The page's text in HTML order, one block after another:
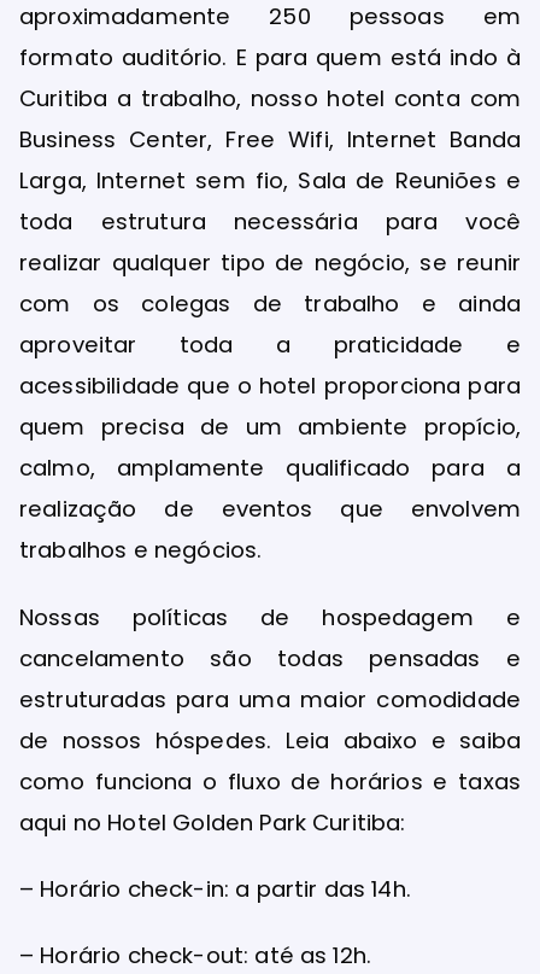
aproximadamente 250 pessoas em
formato auditório. E para quem está indo à
Curitiba a trabalho, nosso hotel conta com
Business Center, Free Wifi, Internet Banda
Larga, Internet sem fio, Sala de Reuniões e
toda estrutura necessária para você
realizar qualquer tipo de negócio, se reunir
com os colegas de trabalho e ainda
aproveitar toda a praticidade e
acessibilidade que o hotel proporciona para
quem precisa de um ambiente propício,
calmo, amplamente qualificado para a
realização de eventos que envolvem
trabalhos e negócios.
Nossas políticas de hospedagem e
cancelamento são todas pensadas e
estruturadas para uma maior comodidade
de nossos hóspedes. Leia abaixo e saiba
como funciona o fluxo de horários e taxas
aqui no Hotel Golden Park Curitiba:
– Horário check-in: a partir das 14h.
– Horário check-out: até as 12h.